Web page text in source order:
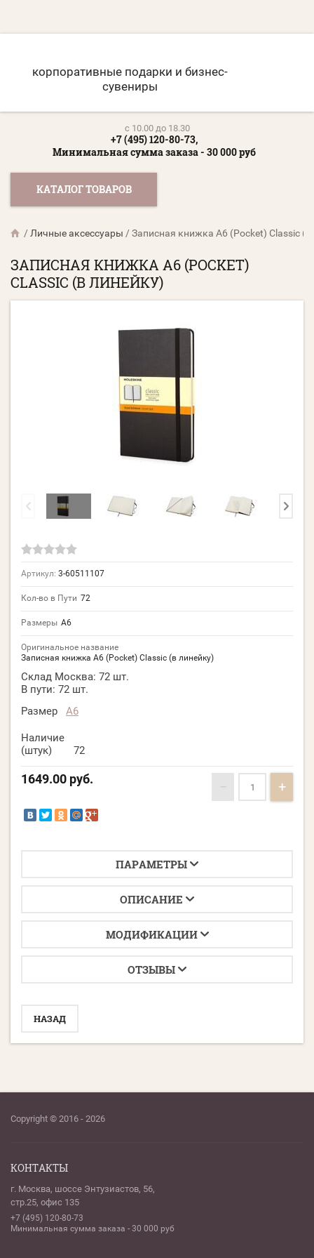
корпоративные подарки и бизнес-
сувениры
c 10.00 до 18.30
+7 (495) 120-80-73,
Минимальная сумма заказа - 30 000 руб
КАТАЛОГ ТОВАРОВ
/ Личные аксессуары /Записная книжка А6 (Pocket) Classic (в
ЗАПИСНАЯ КНИЖКА А6 (POCKET)
CLASSIC (В ЛИНЕЙКУ)
Артикул: 3-60511107
Кол-во в Пути 72
Размеры A6
Оригинальное название
Записная книжка А6 (Pocket) Classic (в линейку)
Склад Москва: 72 шт.
В пути: 72 шт.
Размер
A6
Наличие
(штук)
72
1649.00 руб. − +
ПАРАМЕТРЫ
ОПИСАНИЕ
МОДИФИКАЦИИ
ОТЗЫВЫ
НАЗАД
Copyright © 2016 - 2026
КОНТАКТЫ
г. Москва, шоссе Энтузиастов, 56,
стр.25, офис 135
+7 (495) 120-80-73
Минимальная сумма заказа - 30 000 руб